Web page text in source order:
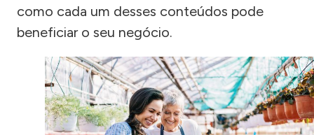
como cada um desses conteúdos pode
beneficiar o seu negócio.